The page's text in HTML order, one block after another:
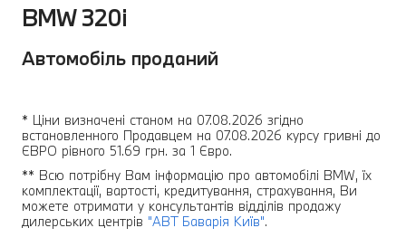
BMW 320i
Автомобіль проданий
* Ціни визначені станом на 07.08.2026 згідно
встановленного Продавцем на 07.08.2026 курсу гривні до
ЄВРО рівного 51.69 грн. за 1 Євро.
** Всю потрібну Вам інформацію про автомобілі BMW, їх
комплектації, вартості, кредитування, страхування, Ви
можете отримати у консультантів відділів продажу
дилерських центрів "АВТ Баварія Київ".